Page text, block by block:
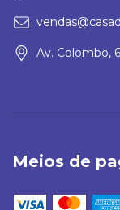
Av. Colombo,
Meios de